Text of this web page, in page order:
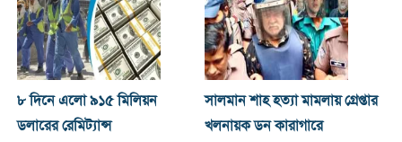
৮ দিনে এলো ৯১৫ মিলিয়ন
ডলারের রেমিট্যান্স
সালমান শাহ হত্যা মামলায় গ্রেপ্তার
খলনায়ক ডন কারাগারে